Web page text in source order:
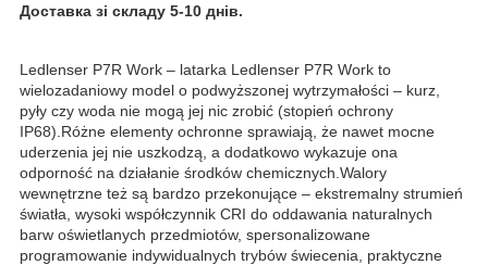
Доставка зі складу 5-10 днів.
Ledlenser P7R Work – latarka Ledlenser P7R Work to
wielozadaniowy model o podwyższonej wytrzymałości – kurz,
pyły czy woda nie mogą jej nic zrobić (stopień ochrony
IP68).Różne elementy ochronne sprawiają, że nawet mocne
uderzenia jej nie uszkodzą, a dodatkowo wykazuje ona
odporność na działanie środków chemicznych.Walory
wewnętrzne też są bardzo przekonujące – ekstremalny strumień
światła, wysoki współczynnik CRI do oddawania naturalnych
barw oświetlanych przedmiotów, spersonalizowane
programowanie indywidualnych trybów świecenia, praktyczne